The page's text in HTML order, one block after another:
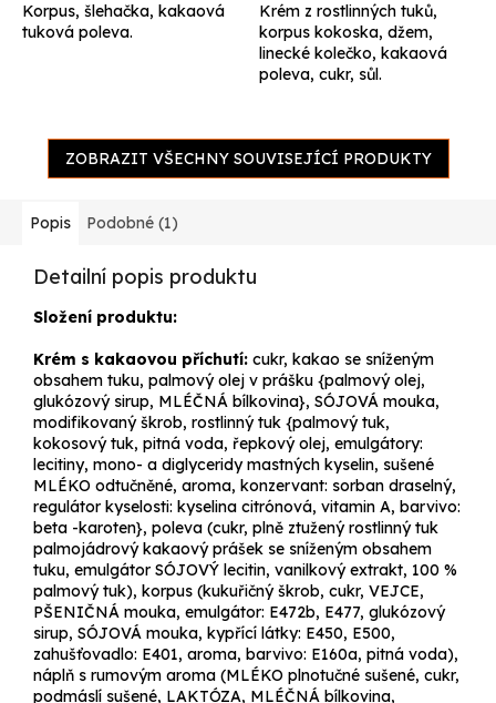
Korpus, šlehačka, kakaová
tuková poleva.
Krém z rostlinných tuků,
korpus kokoska, džem,
linecké kolečko, kakaová
poleva, cukr, sůl.
ZOBRAZIT VŠECHNY SOUVISEJÍCÍ PRODUKTY
Popis Podobné (1)
Detailní popis produktu
Složení produktu:
Krém s kakaovou příchutí: cukr, kakao se sníženým
obsahem tuku, palmový olej v prášku {palmový olej,
glukózový sirup, MLÉČNÁ bílkovina}, SÓJOVÁ mouka,
modifikovaný škrob, rostlinný tuk {palmový tuk,
kokosový tuk, pitná voda, řepkový olej, emulgátory:
lecitiny, mono- a diglyceridy mastných kyselin, sušené
MLÉKO odtučněné, aroma, konzervant: sorban draselný,
regulátor kyselosti: kyselina citrónová, vitamin A, barvivo:
beta -karoten}, poleva (cukr, plně ztužený rostlinný tuk
palmojádrový kakaový prášek se sníženým obsahem
tuku, emulgátor SÓJOVÝ lecitin, vanilkový extrakt, 100 %
palmový tuk), korpus (kukuřičný škrob, cukr, VEJCE,
PŠENIČNÁ mouka, emulgátor: E472b, E477, glukózový
sirup, SÓJOVÁ mouka, kypřící látky: E450, E500,
zahušťovadlo: E401, aroma, barvivo: E160a, pitná voda),
náplň s rumovým aroma (MLÉKO plnotučné sušené, cukr,
podmáslí sušené, LAKTÓZA, MLÉČNÁ bílkovina,